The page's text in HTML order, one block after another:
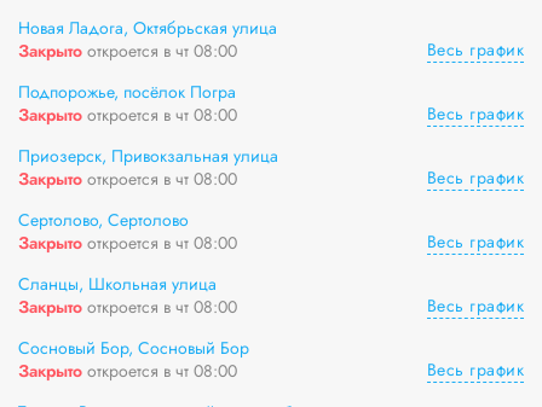
Новая Ладога, Октябрьская улица
Закрыто откроется в чт 08:00
Весь график
Подпорожье, посёлок Погра
Закрыто откроется в чт 08:00
Весь график
Приозерск, Привокзальная улица
Закрыто откроется в чт 08:00
Весь график
Сертолово, Сертолово
Закрыто откроется в чт 08:00
Весь график
Сланцы, Школьная улица
Закрыто откроется в чт 08:00
Весь график
Сосновый Бор, Сосновый Бор
Закрыто откроется в чт 08:00
Весь график